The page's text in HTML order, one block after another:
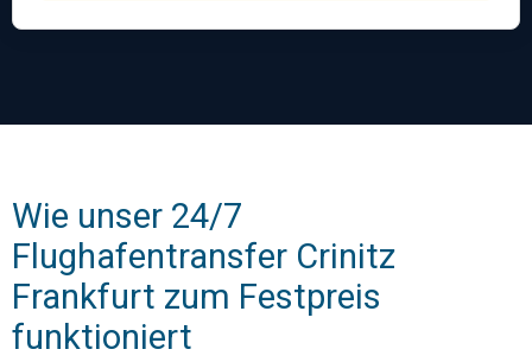
Wie unser 24/7
Flughafentransfer Crinitz
Frankfurt zum Festpreis
funktioniert